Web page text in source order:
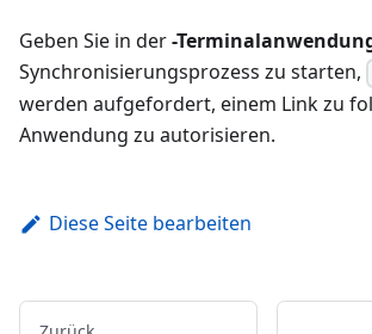
Geben Sie in der-
Synchronisierungsprozess zu starten,
werden aufgefordert, einem Link zu
Anwendung zu autorisieren.
Diese Seite bearbeiten